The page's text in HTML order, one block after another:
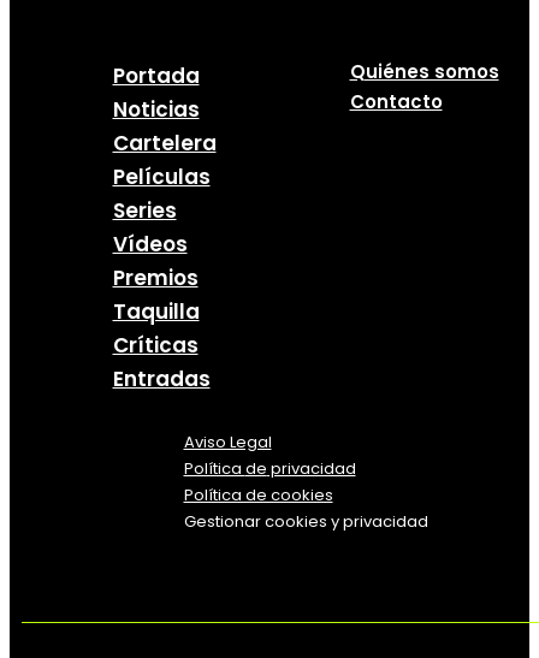
Portada
Noticias
Cartelera
Películas
Series
Vídeos
Premios
Taquilla
Críticas
Entradas
Quiénes somos
Contacto
Aviso Legal
Política de privacidad
Política de cookies
Gestionar cookies y privacidad